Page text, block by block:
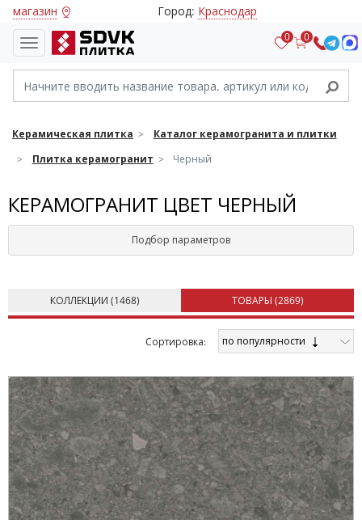
магазин Город: Краснодар
0 0
Керамическая плитка
Каталог керамогранита и плитки
Плитка керамогранит
Черный
КЕРАМОГРАНИТ ЦВЕТ ЧЕРНЫЙ
Подбор параметров
КОЛЛЕКЦИИ (1468) ТОВАРЫ (2869)
Cортировка: по популярности